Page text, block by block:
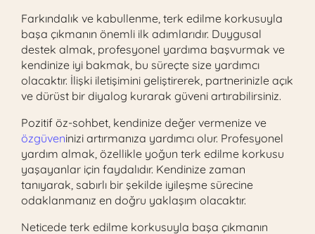
Farkındalık ve kabullenme, terk edilme korkusuyla
başa çıkmanın önemli ilk adımlarıdır. Duygusal
destek almak, profesyonel yardıma başvurmak ve
kendinize iyi bakmak, bu süreçte size yardımcı
olacaktır. İlişki iletişimini geliştirerek, partnerinizle açık
ve dürüst bir diyalog kurarak güveni artırabilirsiniz.
Pozitif öz-sohbet, kendinize değer vermenize ve
özgüveninizi artırmanıza yardımcı olur. Profesyonel
yardım almak, özellikle yoğun terk edilme korkusu
yaşayanlar için faydalıdır. Kendinize zaman
tanıyarak, sabırlı bir şekilde iyileşme sürecine
odaklanmanız en doğru yaklaşım olacaktır.
Neticede terk edilme korkusuyla başa çıkmanın